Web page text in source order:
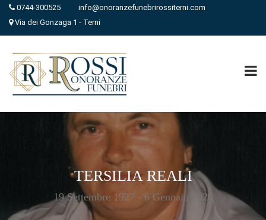
0744-300525
info@onoranzefunebrirossiterni.com
Via dei Gonzaga 1 - Terni
TERSILIA REALI
19 Settembre 1927 - 6 Gennaio 2020